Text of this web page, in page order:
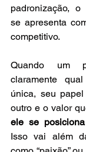
padronização, o
se apresenta
competitivo.
Quando um
claramente
única, seu
ele se
Isso vai além